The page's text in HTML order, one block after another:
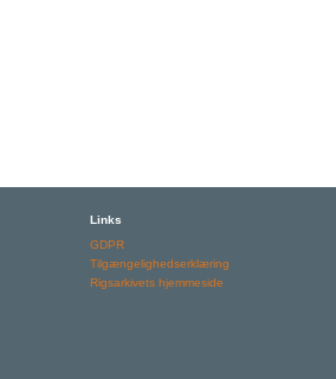
Links
GDPR
Tilgængelighedserklæring
Rigsarkivets hjemmeside